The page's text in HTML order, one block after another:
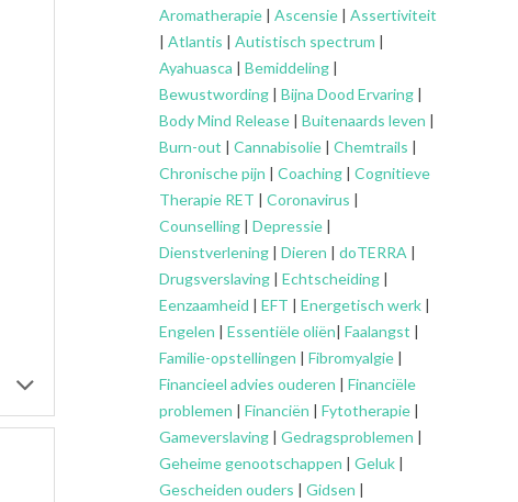
Aromatherapie | Ascensie | Assertiviteit
| Atlantis | Autistisch spectrum |
Ayahuasca | Bemiddeling |
Bewustwording | Bijna Dood Ervaring |
Body Mind Release | Buitenaards leven |
Burn-out | Cannabisolie | Chemtrails |
Chronische pijn | Coaching | Cognitieve
Therapie RET | Coronavirus |
Counselling | Depressie |
Dienstverlening | Dieren | doTERRA |
Drugsverslaving | Echtscheiding |
Eenzaamheid | EFT | Energetisch werk |
Engelen | Essentiële oliën| Faalangst |
Familie-opstellingen | Fibromyalgie |
Financieel advies ouderen | Financiële
problemen | Financiën | Fytotherapie |
Gameverslaving | Gedragsproblemen |
Geheime genootschappen | Geluk |
Gescheiden ouders | Gidsen |